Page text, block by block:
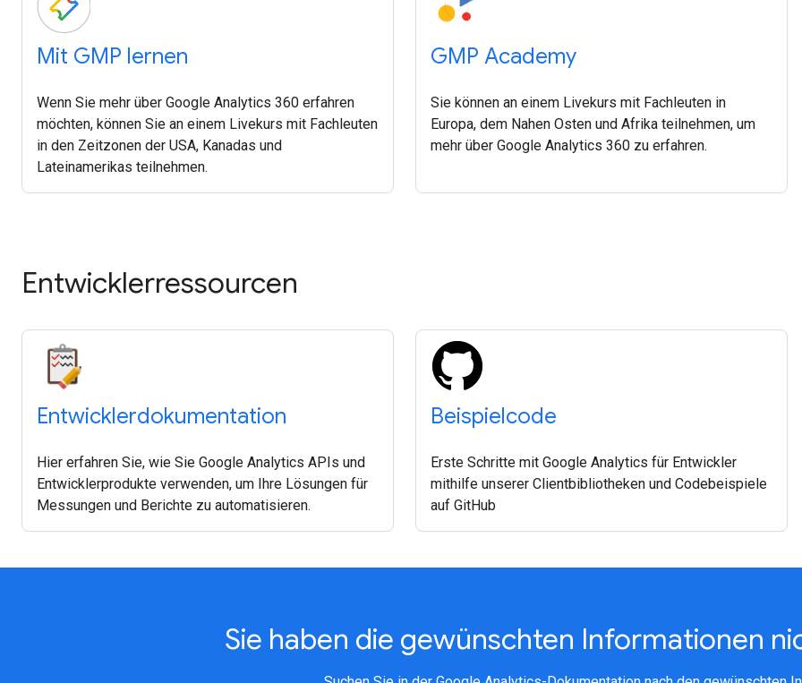
Mit GMP lernen
Wenn Sie mehr über Google Analytics 360 erfahren
möchten, können Sie an einem Livekurs mit Fachleuten
in den Zeitzonen der USA, Kanadas und
Lateinamerikas teilnehmen.
GMP Academy
Sie können an einem Livekurs mit Fachleuten in
Europa, dem Nahen Osten und Afrika teilnehmen, um
mehr über Google Analytics 360 zu erfahren.
Entwicklerressourcen
Entwicklerdokumentation
Hier erfahren Sie, wie Sie Google Analytics APIs und
Entwicklerprodukte verwenden, um Ihre Lösungen für
Messungen und Berichte zu automatisieren.
Beispielcode
Erste Schritte mit Google Analytics für Entwickler
mithilfe unserer Clientbibliotheken und Codebeispiele
auf GitHub
Sie haben die gewünschten Informationen